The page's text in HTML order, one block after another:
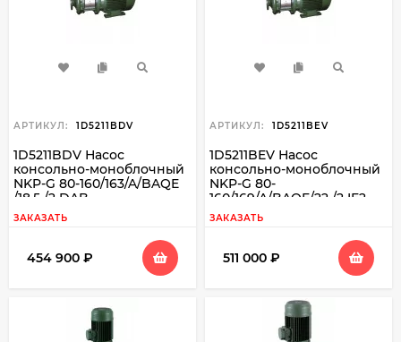
АРТИКУЛ: 1D5211BDV
1D5211BDV Насос
консольно-моноблочный
NKP-G 80-160/163/A/BAQE
/18,5 /2 DAB
ЗАКАЗАТЬ
454 900 ₽
АРТИКУЛ: 1D5211BEV
1D5211BEV Насос
консольно-моноблочный
NKP-G 80-
160/169/A/BAQE/22 /2 IE2
DAB
ЗАКАЗАТЬ
511 000 ₽